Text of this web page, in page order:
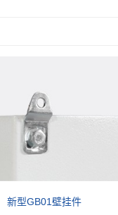
新型GB01壁挂件